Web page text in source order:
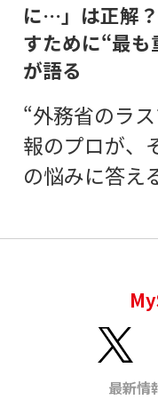
に…」は正解
すために“最
が語る
“外務省のラ
報のプロが、
の悩みに答え